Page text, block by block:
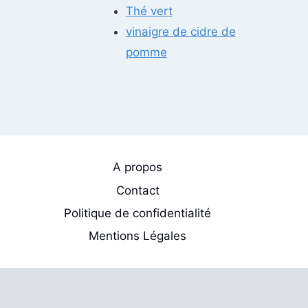
Thé vert
vinaigre de cidre de
pomme
A propos
Contact
Politique de confidentialité
Mentions Légales